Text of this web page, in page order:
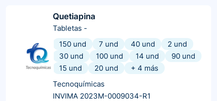
Quetiapina
Tabletas -
150 und
7 und 40 und
2 und
30 und
100 und 14 und
90 und
15 und
20 und + 4 más
Tecnoquímicas
INVIMA 2023M-0009034-R1